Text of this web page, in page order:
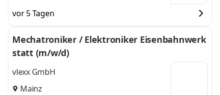
vor 5 Tagen
Mechatroniker / Elektroniker Eisenbahnwerk
statt (m/w/d)
vlexx GmbH
Mainz